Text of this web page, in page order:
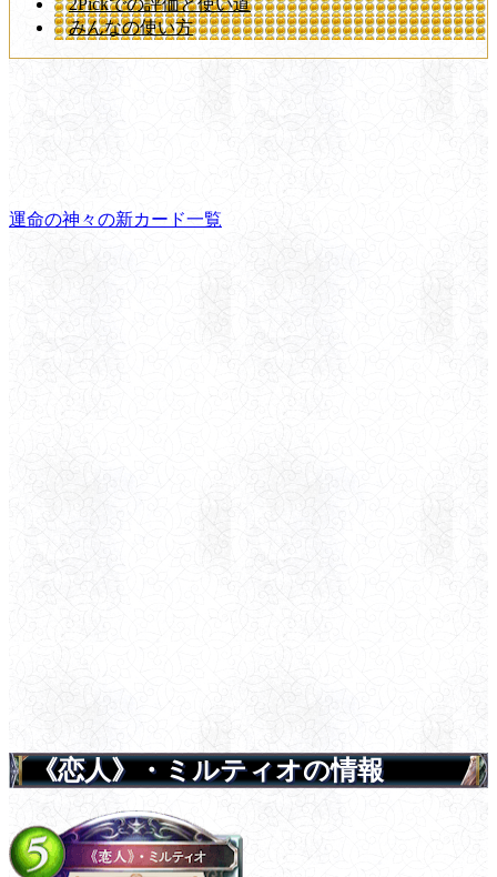
みんなの使い方
運命の神々の新カード一覧
《恋人》・ミルティオの情報